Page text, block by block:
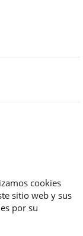
cookies
sitio web y sus
por su